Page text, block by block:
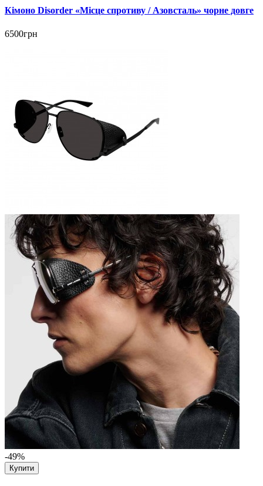
Кімоно Disorder «Місце спротиву / Азовсталь» чорне довге
6500грн
-49%
Купити